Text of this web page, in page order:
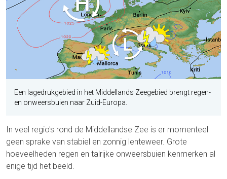
Een lagedrukgebied in het Middellands Zeegebied brengt regen-
en onweersbuien naar Zuid-Europa.
In veel regio's rond de Middellandse Zee is er momenteel
geen sprake van stabiel en zonnig lenteweer. Grote
hoeveelheden regen en talrijke onweersbuien kenmerken al
enige tijd het beeld.